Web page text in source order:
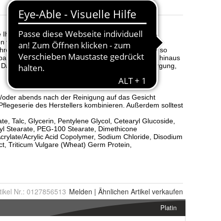
Nr.: 0127856513 Melden | Ähnlichen Artikel verkaufen
Platin